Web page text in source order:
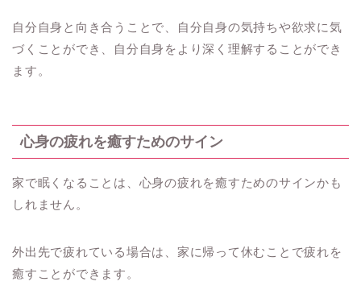
自分自身と向き合うことで、自分自身の気持ちや欲求に気
づくことができ、自分自身をより深く理解することができ
ます。
心身の疲れを癒すためのサイン
家で眠くなることは、心身の疲れを癒すためのサインかも
しれません。
外出先で疲れている場合は、家に帰って休むことで疲れを
癒すことができます。